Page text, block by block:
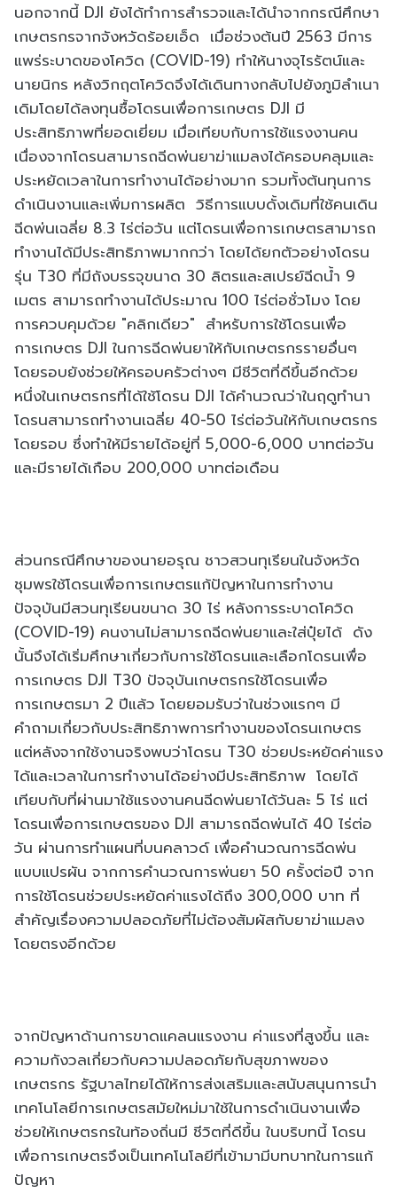
นอกจากนี้ DJI ยังได้ทำการสำรวจและได้นำจากกรณีศึกษา
เกษตรกรจากจังหวัดร้อยเอ็ด เมื่อช่วงต้นปี 2563 มีการ
แพร่ระบาดของโควิด (COVID-19) ทำให้นางจุไรรัตน์และ
นายนิกร หลังวิกฤตโควิดจึงได้เดินทางกลับไปยังภูมิลำเนา
เดิมโดยได้ลงทุนซื้อโดรนเพื่อการเกษตร DJI มี
ประสิทธิภาพที่ยอดเยี่ยม เมื่อเทียบกับการใช้แรงงานคน
เนื่องจากโดรนสามารถฉีดพ่นยาฆ่าแมลงได้ครอบคลุมและ
ประหยัดเวลาในการทำงานได้อย่างมาก รวมทั้งต้นทุนการ
ดำเนินงานและเพิ่มการผลิต วิธีการแบบดั้งเดิมที่ใช้คนเดิน
ฉีดพ่นเฉลี่ย 8.3 ไร่ต่อวัน แต่โดรนเพื่อการเกษตรสามารถ
ทำงานได้มีประสิทธิภาพมากกว่า โดยได้ยกตัวอย่างโดรน
รุ่น T30 ที่มีถังบรรจุขนาด 30 ลิตรและสเปรย์ฉีดน้ำ 9
เมตร สามารถทำงานได้ประมาณ 100 ไร่ต่อชั่วโมง โดย
การควบคุมด้วย "คลิกเดียว" สำหรับการใช้โดรนเพื่อ
การเกษตร DJI ในการฉีดพ่นยาให้กับเกษตรกรรายอื่นๆ
โดยรอบยังช่วยให้ครอบครัวต่างๆ มีชีวิตที่ดีขึ้นอีกด้วย
หนึ่งในเกษตรกรที่ได้ใช้โดรน DJI ได้คำนวณว่าในฤดูทำนา
โดรนสามารถทำงานเฉลี่ย 40-50 ไร่ต่อวันให้กับเกษตรกร
โดยรอบ ซึ่งทำให้มีรายได้อยู่ที่ 5,000-6,000 บาทต่อวัน
และมีรายได้เกือบ 200,000 บาทต่อเดือน
ส่วนกรณีศึกษาของนายอรุณ ชาวสวนทุเรียนในจังหวัด
ชุมพรใช้โดรนเพื่อการเกษตรแก้ปัญหาในการทำงาน
ปัจจุบันมีสวนทุเรียนขนาด 30 ไร่ หลังการระบาดโควิด
(COVID-19) คนงานไม่สามารถฉีดพ่นยาและใส่ปุ๋ยได้ ดัง
นั้นจึงได้เริ่มศึกษาเกี่ยวกับการใช้โดรนและเลือกโดรนเพื่อ
การเกษตร DJI T30 ปัจจุบันเกษตรกรใช้โดรนเพื่อ
การเกษตรมา 2 ปีแล้ว โดยยอมรับว่าในช่วงแรกๆ มี
คำถามเกี่ยวกับประสิทธิภาพการทำงานของโดรนเกษตร
แต่หลังจากใช้งานจริงพบว่าโดรน T30 ช่วยประหยัดค่าแรง
ได้และเวลาในการทำงานได้อย่างมีประสิทธิภาพ โดยได้
เทียบกับที่ผ่านมาใช้แรงงานคนฉีดพ่นยาได้วันละ 5 ไร่ แต่
โดรนเพื่อการเกษตรของ DJI สามารถฉีดพ่นได้ 40 ไร่ต่อ
วัน ผ่านการทำแผนที่บนคลาวด์ เพื่อคำนวณการฉีดพ่น
แบบแปรผัน จากการคำนวณการพ่นยา 50 ครั้งต่อปี จาก
การใช้โดรนช่วยประหยัดค่าแรงได้ถึง 300,000 บาท ที่
สำคัญเรื่องความปลอดภัยที่ไม่ต้องสัมผัสกับยาฆ่าแมลง
โดยตรงอีกด้วย
จากปัญหาด้านการขาดแคลนแรงงาน ค่าแรงที่สูงขึ้น และ
ความกังวลเกี่ยวกับความปลอดภัยกับสุขภาพของ
เกษตรกร รัฐบาลไทยได้ให้การส่งเสริมและสนับสนุนการนำ
เทคโนโลยีการเกษตรสมัยใหม่มาใช้ในการดำเนินงานเพื่อ
ช่วยให้เกษตรกรในท้องถิ่นมี ชีวิตที่ดีขึ้น ในบริบทนี้ โดรน
เพื่อการเกษตรจึงเป็นเทคโนโลยีที่เข้ามามีบทบาทในการแก้
ปัญหา